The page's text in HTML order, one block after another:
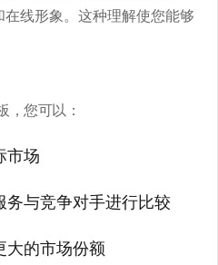
线形象。这种理解使您能够
，您可以：
市场
务与竞争对手进行比较
大的市场份额